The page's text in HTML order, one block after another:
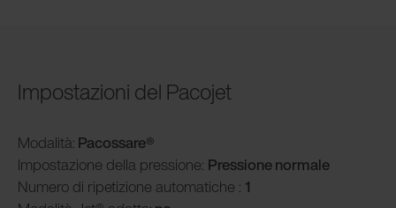
Impostazioni del Pacojet
Modalità: Pacossare®
Impostazione della pressione: Pressione normale
Numero di ripetizione automatiche : 1